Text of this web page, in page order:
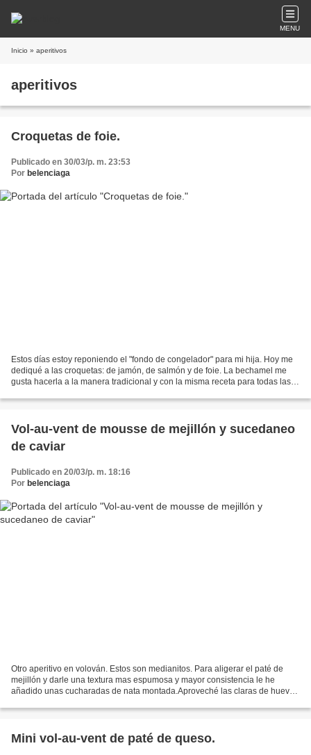
MENU
Inicio » aperitivos
aperitivos
Croquetas de foie.
Publicado en 30/03/p. m. 23:53
Por belenciaga
Estos días estoy reponiendo el "fondo de congelador" para mi hija. Hoy me
dediqué a las croquetas: de jamón, de salmón y de foie. La bechamel me
gusta hacerla a la manera tradicional y con la misma receta para todas las
Vol-au-vent de mousse de mejillón y sucedaneo
de caviar
Publicado en 20/03/p. m. 18:16
Por belenciaga
Otro aperitivo en volován. Estos son medianitos. Para aligerar el paté de
mejillón y darle una textura mas espumosa y mayor consistencia le he
añadido unas cucharadas de nata montada.Aproveché las claras de huevo
Mini vol-au-vent de paté de queso.